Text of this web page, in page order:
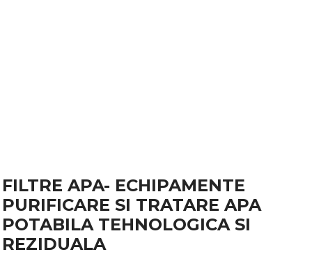
FILTRE APA- ECHIPAMENTE
PURIFICARE SI TRATARE APA
POTABILA TEHNOLOGICA SI
REZIDUALA